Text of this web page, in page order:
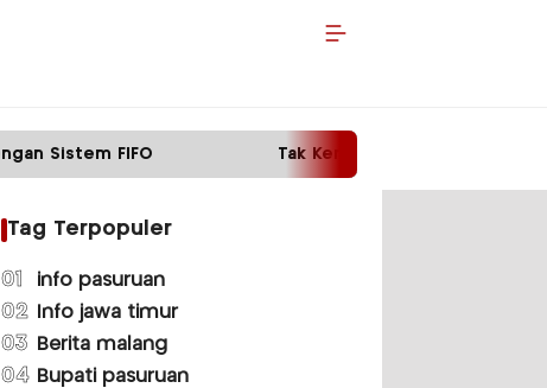
Tak Kembalikan Motor Pinjaman, Pria di Malang
Tag Terpopuler
01 info pasuruan
02 Info jawa timur
03 Berita malang
04 Bupati pasuruan